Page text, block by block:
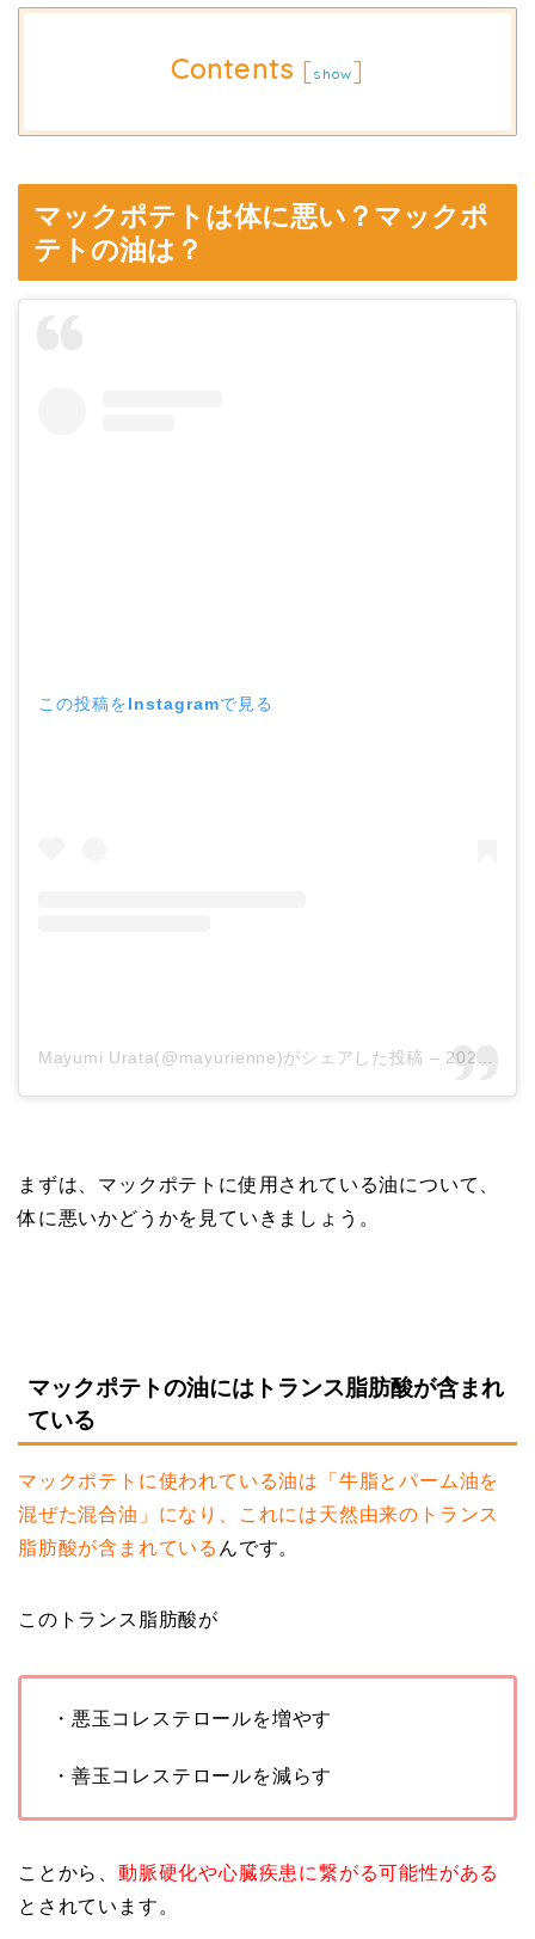
Contents [show]
マックポテトは体に悪い？マックポ
テトの油は？
この投稿をInstagramで見る
Mayumi Urata(@mayurienne)がシェアした投稿 – 2020年 3月月14日午後10時50分PDT
まずは、マックポテトに使用されている油について、
体に悪いかどうかを見ていきましょう。
マックポテトの油にはトランス脂肪酸が含まれ
ている
マックポテトに使われている油は「牛脂とパーム油を
混ぜた混合油」になり、これには天然由来のトランス
脂肪酸が含まれている んです。
このトランス脂肪酸が
・悪玉コレステロールを増やす
・善玉コレステロールを減らす
ことから、 動脈硬化や心臓疾患に繋がる可能性がある
とされています。